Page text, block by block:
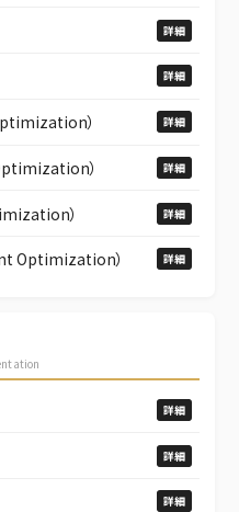
詳細
詳細
） 詳細
） 詳細
） 詳細
Optimization） 詳細
詳細
詳細
詳細